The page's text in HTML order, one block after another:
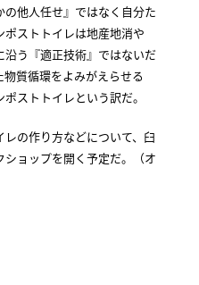
他人任せ』ではなく自分た
ストトイレは地産地消や
沿う『適正技術』ではないだ
質循環をよみがえらせる
ストトイレという訳だ。
の作り方などについて、臼
ョップを開く予定だ。（オ